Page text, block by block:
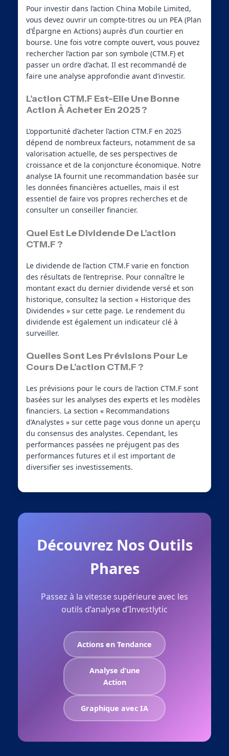
Pour investir dans l’action China Mobile Limited,
vous devez ouvrir un compte-titres ou un PEA (Plan
d’Épargne en Actions) auprès d’un courtier en
bourse. Une fois votre compte ouvert, vous pouvez
rechercher l’action par son symbole (CTM.F) et
passer un ordre d’achat. Il est recommandé de
faire une analyse approfondie avant d’investir.
L’action CTM.F Est-Elle Une Bonne
Action À Acheter En 2025 ?
L’opportunité d’acheter l’action CTM.F en 2025
dépend de nombreux facteurs, notamment de sa
valorisation actuelle, de ses perspectives de
croissance et de la conjoncture économique. Notre
analyse IA fournit une recommandation basée sur
les données financières actuelles, mais il est
essentiel de faire vos propres recherches et de
consulter un conseiller financier.
Quel Est Le Dividende De L’action
CTM.F ?
Le dividende de l’action CTM.F varie en fonction
des résultats de l’entreprise. Pour connaître le
montant exact du dernier dividende versé et son
historique, consultez la section « Historique des
Dividendes » sur cette page. Le rendement du
dividende est également un indicateur clé à
surveiller.
Quelles Sont Les Prévisions Pour Le
Cours De L’action CTM.F ?
Les prévisions pour le cours de l’action CTM.F sont
basées sur les analyses des experts et les modèles
financiers. La section « Recommandations
d’Analystes » sur cette page vous donne un aperçu
du consensus des analystes. Cependant, les
performances passées ne préjugent pas des
performances futures et il est important de
diversifier ses investissements.
Découvrez Nos Outils
Phares
Passez à la vitesse supérieure avec les
outils d’analyse d’Investlytic
Actions en Tendance
Analyse d’une
Action
Graphique avec IA